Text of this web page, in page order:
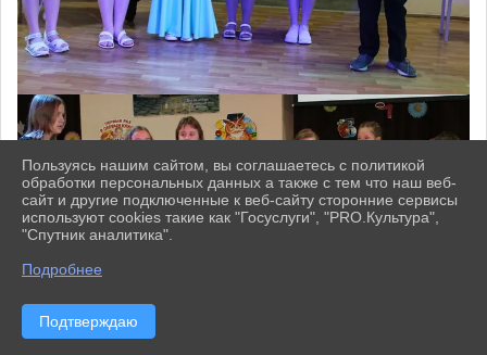
Пользуясь нашим сайтом, вы соглашаетесь с политикой
обработки персональных данных а также с тем что наш веб-
сайт и другие подключенные к веб-сайту сторонние сервисы
используют cookies такие как "Госуслуги", "PRO.Культура",
"Спутник аналитика".
Подробнее
Подтверждаю